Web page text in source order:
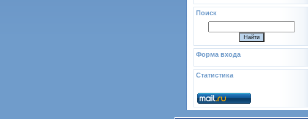
Поиск
Форма входа
Статистика